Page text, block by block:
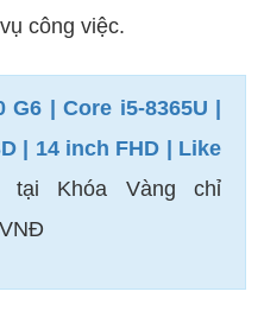
công việc.
G6 | Core i5-8365U |
| 14 inch FHD | Like
tại Khóa Vàng chỉ